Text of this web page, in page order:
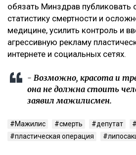
обязать Минздрав публиковать
статистику смертности и
медицине, усилить контроль и
агрессивную рекламу
интернете и социальных сетях.
- Возможно, красота и
она не должна стоить
заявил мажилисмен.
Мажилис смерть депутат
пластическая операция